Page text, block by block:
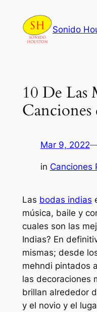
content
Sonido
10 De Las
Mar 9, 2022
in Canciones
Las bodas indias
música, baile y
cuales son las
Indias? En
mismas; desde
mehndi pintados
las decoraciones
brillan alrededor
y el novio y el